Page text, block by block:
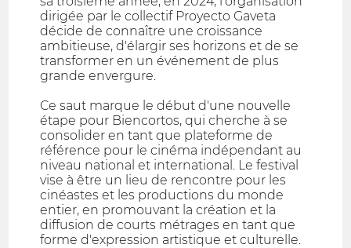
dirigée par le collectif Proyecto Gaveta
décide de connaître une croissance
ambitieuse, d'élargir ses horizons et de se
transformer en un événement de plus
grande envergure.
Ce saut marque le début d'une nouvelle
étape pour Biencortos, qui cherche à se
consolider en tant que plateforme de
référence pour le cinéma indépendant au
niveau national et international. Le festival
vise à être un lieu de rencontre pour les
cinéastes et les productions du monde
entier, en promouvant la création et la
diffusion de courts métrages en tant que
forme d'expression artistique et culturelle.